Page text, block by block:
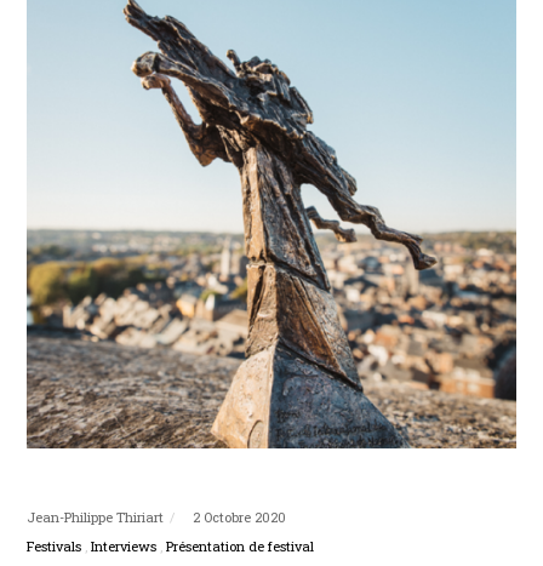
Jean-Philippe Thiriart
2 Octobre 2020
Festivals Interviews Présentation de festival